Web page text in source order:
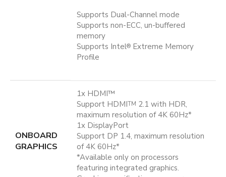
Supports Dual-Channel mode
Supports non-ECC, un-buffered
memory
Supports Intel® Extreme Memory
Profile
ONBOARD
GRAPHICS
1x HDMI™
Support HDMITM 2.1 with HDR,
maximum resolution of 4K 60Hz*
1x DisplayPort
Support DP 1.4, maximum resolution
of 4K 60Hz*
*Available only on processors
featuring integrated graphics.